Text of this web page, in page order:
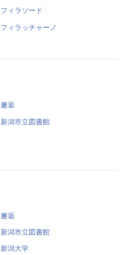
フィラソード
フィラッチャーノ
邂逅
新潟市立図書館
邂逅
新潟市立図書館
新潟大学